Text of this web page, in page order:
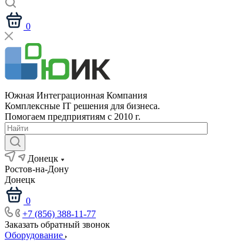
0
Южная Интеграционная Компания
Комплексные IT решения для бизнеса.
Помогаем предприятиям с 2010 г.
Донецк
Ростов-на-Дону
Донецк
0
+7 (856) 388-11-77
Заказать обратный звонок
Оборудование